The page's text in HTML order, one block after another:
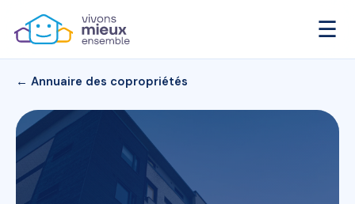
☰
← Annuaire des copropriétés